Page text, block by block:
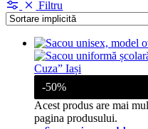
Filtru
-50%
Acest produs are mai
pagina produsului.